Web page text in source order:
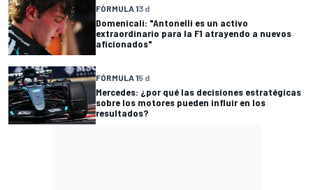
FÓRMULA 13 d
Domenicali: "Antonelli es un activo
extraordinario para la F1 atrayendo a nuevos
aficionados"
FÓRMULA 15 d
Mercedes: ¿por qué las decisiones estratégicas
sobre los motores pueden influir en los
resultados?